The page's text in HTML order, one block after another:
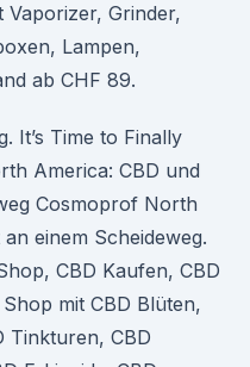
Vaporizer, Grinder,
Lampen,
ab CHF 89.
It’s Time to Finally
America: CBD und
Cosmoprof North
einem Scheideweg.
CBD Kaufen, CBD
mit CBD Blüten,
Tinkturen, CBD